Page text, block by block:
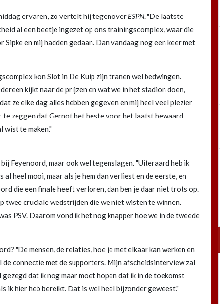
ervaren, zo vertelt hij tegenover ESPN . "De laatste
al een beetje ingezet op ons trainingscomplex, waar die
en mij hadden gedaan. Dan vandaag nog een keer met
kon Slot in De Kuip zijn tranen wel bedwingen.
kijkt naar de prijzen en wat we in het stadion doen,
ze elke dag alles hebben gegeven en mij heel veel plezier
zeggen dat Gernot het beste voor het laatst bewaard
wist te maken."
Feyenoord, maar ook wel tegenslagen. "Uiteraard heb ik
heel mooi, maar als je hem dan verliest en de eerste, en
die een finale heeft verloren, dan ben je daar niet trots op.
cruciale wedstrijden die we niet wisten te winnen.
PSV. Daarom vond ik het nog knapper hoe we in de tweede
"De mensen, de relaties, hoe je met elkaar kan werken en
de connectie met de supporters. Mijn afscheidsinterview zal
dat ik nog maar moet hopen dat ik in de toekomst
ik hier heb bereikt. Dat is wel heel bijzonder geweest."